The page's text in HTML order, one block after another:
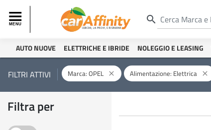
search
AUTO NUOVE ELETTRICHE E IBRIDE NOLEGGIO E LEASING
FILTRI ATTIVI Marca: OPEL close Alimentazione: Elettrica close
Filtra per